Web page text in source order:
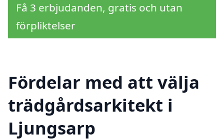
Få 3 erbjudanden, gratis och utan
förpliktelser
Fördelar med att välja
trädgårdsarkitekt i
Ljungsarp